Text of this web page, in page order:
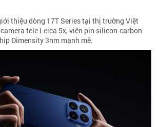
thiệu dòng 17T Series tại thị trường Việt
tele Leica 5x, viên pin silicon-carbon
Dimensity 3nm mạnh mẽ.